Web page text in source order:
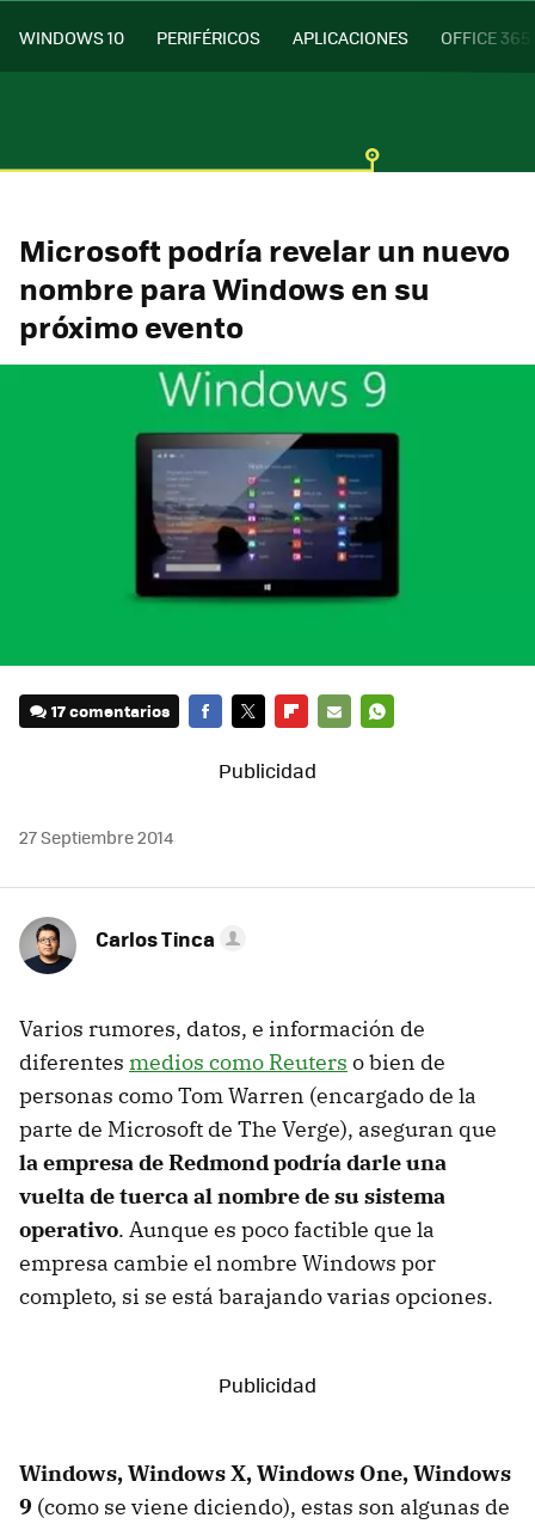
WINDOWS 10 PERIFÉRICOS APLICACIONES OFFICE 365
Microsoft podría revelar un nuevo
nombre para Windows en su
próximo evento
17 comentarios
27 Septiembre 2014
Carlos Tinca
Varios rumores, datos, e información de
diferentes medios como Reuters o bien de
personas como Tom Warren (encargado de la
parte de Microsoft de The Verge), aseguran que
la empresa de Redmond podría darle una
vuelta de tuerca al nombre de su sistema
operativo. Aunque es poco factible que la
empresa cambie el nombre Windows por
completo, si se está barajando varias opciones.
Windows, Windows X, Windows One, Windows
9 (como se viene diciendo), estas son algunas de